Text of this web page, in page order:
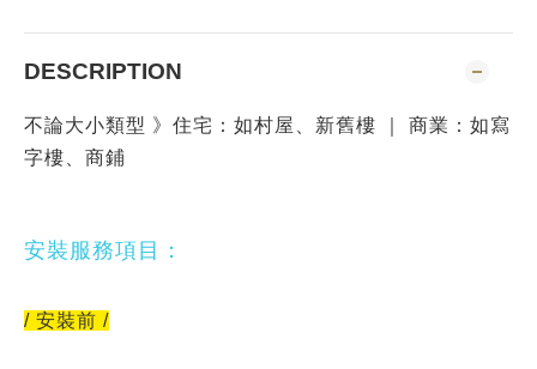
DESCRIPTION
不論大小類型 》住宅：如村屋、新舊樓 ｜ 商業：如寫
字樓、商鋪
安裝服務項目：
/ 安裝前 /